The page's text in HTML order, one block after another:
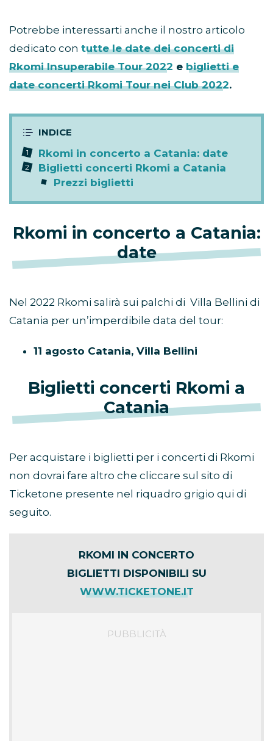
Potrebbe interessarti anche il nostro articolo
dedicato con tutte le date dei concerti di
Rkomi Insuperabile Tour 2022 e biglietti e
date concerti Rkomi Tour nei Club 2022.
Rkomi in concerto a Catania: date
Biglietti concerti Rkomi a Catania
Prezzi biglietti
Rkomi in concerto a Catania:
date
Nel 2022 Rkomi salirà sui palchi di Villa Bellini di
Catania per un’imperdibile data del tour:
11 agosto Catania, Villa Bellini
Biglietti concerti Rkomi a
Catania
Per acquistare i biglietti per i concerti di Rkomi
non dovrai fare altro che cliccare sul sito di
Ticketone presente nel riquadro grigio qui di
seguito.
RKOMI IN CONCERTO
BIGLIETTI DISPONIBILI SU
WWW.TICKETONE.IT